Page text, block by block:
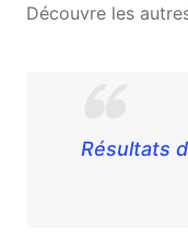
Découvre les
Résultats